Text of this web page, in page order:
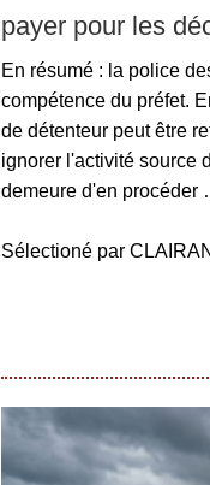
payer pour les
En résumé : la police
compétence du préfet.
de détenteur peut être
ignorer l'activité source
demeure d'en procéder
Sélectioné par